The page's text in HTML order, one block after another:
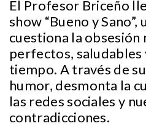
El Profesor Briceño
show “Bueno y
cuestiona la
perfectos,
tiempo. A través de
humor, desmonta la
las redes sociales y
contradicciones.